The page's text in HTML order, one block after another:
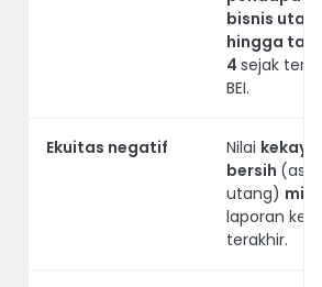
bisnis
hingga
4 sejak
BEI.
Ekuitas negatif Nilai
bersih
utang)
laporan
terakhir.